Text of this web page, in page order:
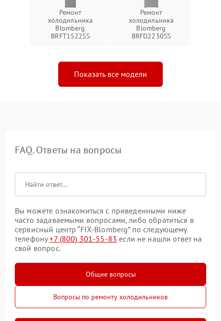
Ремонт
холодильника
Blomberg
BRFT1522SS
Ремонт
холодильника
Blomberg
BRFD2230SS
Показать все модели
FAQ. Ответы на вопросы
Вы можете ознакомиться с приведенными ниже
часто задаваемыми вопросами, либо обратиться в
сервисный центр “FIX-Blomberg” по следующему
телефону+7 (800) 301-55-83 если не нашли ответ на
свой вопрос.
Общие вопросы
Вопросы по ремонту холодильников